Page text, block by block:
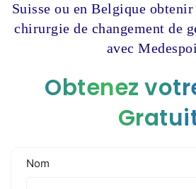
Suisse ou en Belgique
chirurgie de changement de
avec
Obtenez